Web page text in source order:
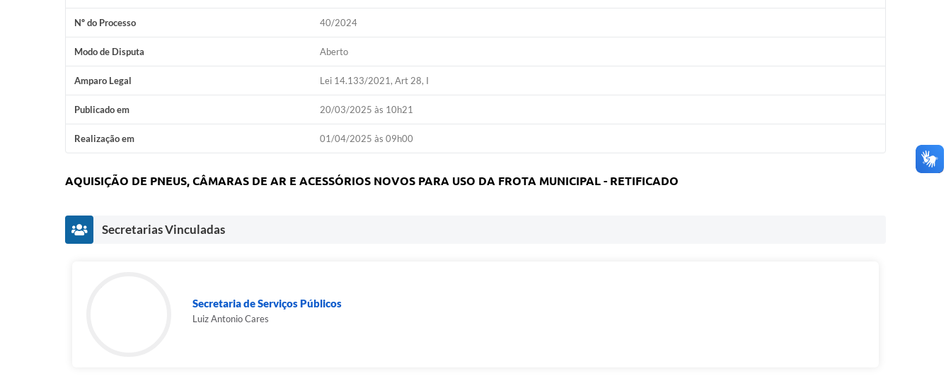
Nº do Processo 40/2024
Modo de Disputa Aberto
Amparo Legal Lei 14.133/2021, Art 28, I
Publicado em 20/03/2025 às 10h21
Realização em 01/04/2025 às 09h00
AQUISIÇÃO DE PNEUS, CÂMARAS DE AR E ACESSÓRIOS NOVOS PARA USO DA FROTA MUNICIPAL - RETIFICADO
Secretarias Vinculadas
Secretaria de Serviços Públicos
Luiz Antonio Cares